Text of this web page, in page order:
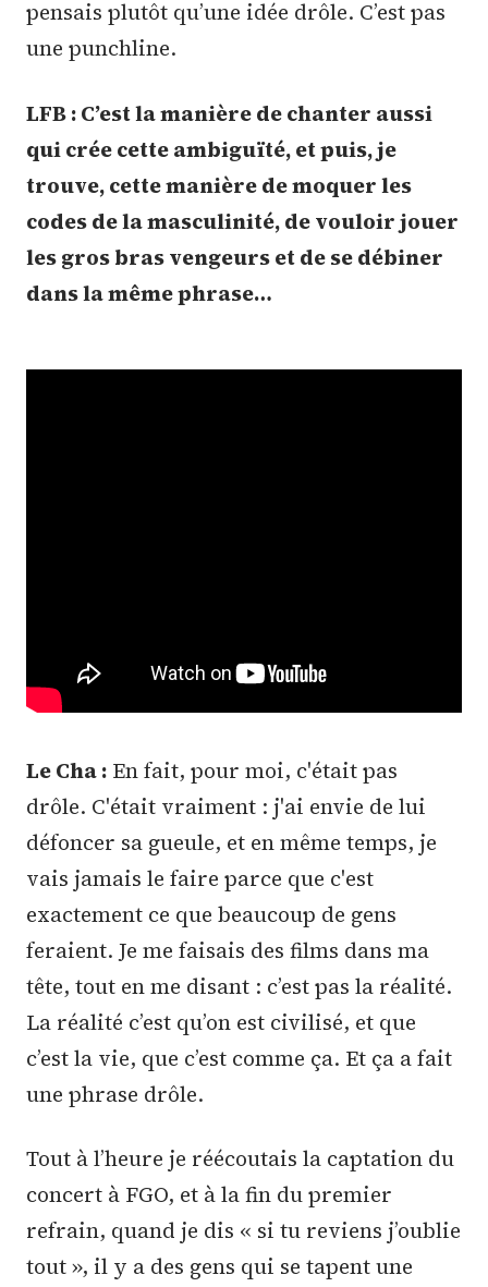
pensais plutôt qu’une idée drôle. C’est pas
une punchline.
LFB : C’est la manière de chanter aussi
qui crée cette ambiguïté, et puis, je
trouve, cette manière de moquer les
codes de la masculinité, de vouloir jouer
les gros bras vengeurs et de se débiner
dans la même phrase…
Le Cha : En fait, pour moi, c'était pas
drôle. C'était vraiment : j'ai envie de lui
défoncer sa gueule, et en même temps, je
vais jamais le faire parce que c'est
exactement ce que beaucoup de gens
feraient. Je me faisais des films dans ma
tête, tout en me disant : c’est pas la réalité.
La réalité c’est qu’on est civilisé, et que
c’est la vie, que c’est comme ça. Et ça a fait
une phrase drôle.
Tout à l’heure je réécoutais la captation du
concert à FGO, et à la fin du premier
refrain, quand je dis « si tu reviens j’oublie
tout », il y a des gens qui se tapent une